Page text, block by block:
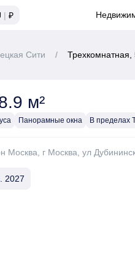
| ₽
Сити / Трехкомнатная,
м²
Панорамные окна В пределах
Москва, г Москва, ул
2027